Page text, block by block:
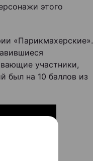
этого
«Парикмахерские».
участники,
был на 10 баллов из